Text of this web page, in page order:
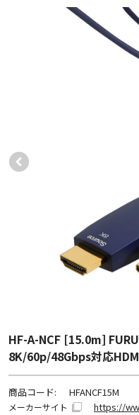
HF-A-NCF [15.0m]
8K/60p/48Gbps対応
商品コード: HFANCF15M
メーカーサイト https://